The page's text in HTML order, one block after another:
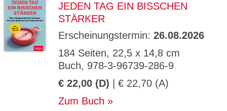
JEDEN TAG EIN BISSCHEN
STÄRKER
Erscheinungstermin: 26.08.2026
184 Seiten, 22,5 x 14,8 cm
Buch, 978-3-96739-286-9
€ 22,00 (D) | € 22,70 (A)
Zum Buch